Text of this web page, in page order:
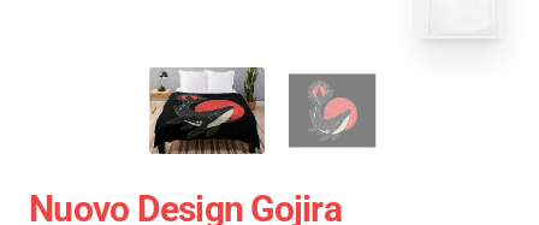
Nuovo Design Gojira